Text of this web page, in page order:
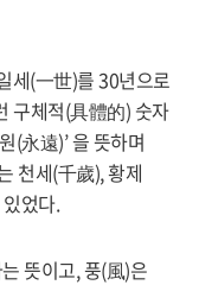
세(一世)를 30년으로
구체적(具體的) 숫자
(永遠)’ 을 뜻하며
천세(千歲), 황제
었다.
뜻이고, 풍(風)은